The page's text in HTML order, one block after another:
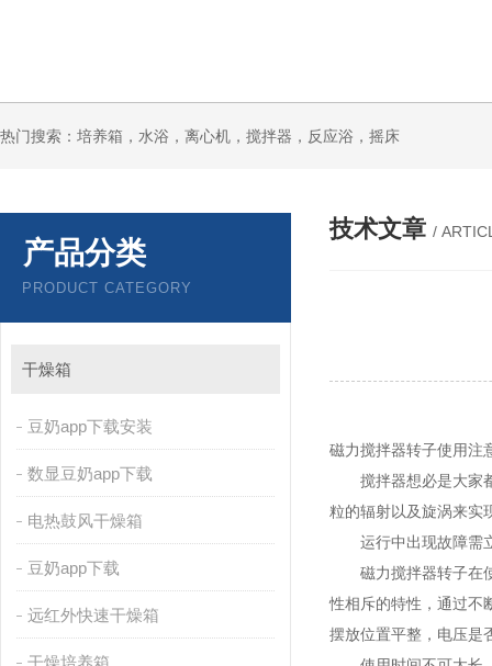
热门搜索：培养箱，水浴，离心机，搅拌器，反应浴，摇床
产品分类
PRODUCT CATEGORY
干燥箱
豆奶app下载安装
数显豆奶app下载
电热鼓风干燥箱
豆奶app下载
远红外快速干燥箱
干燥培养箱
技术文章 /
磁力搅拌器转子使用注
搅拌器想必是大家都十
粒的辐射以及旋涡来实
运行中出现故障需
磁力搅拌器转子在使用
性相斥的特性，通过
摆放位置平整，电压是